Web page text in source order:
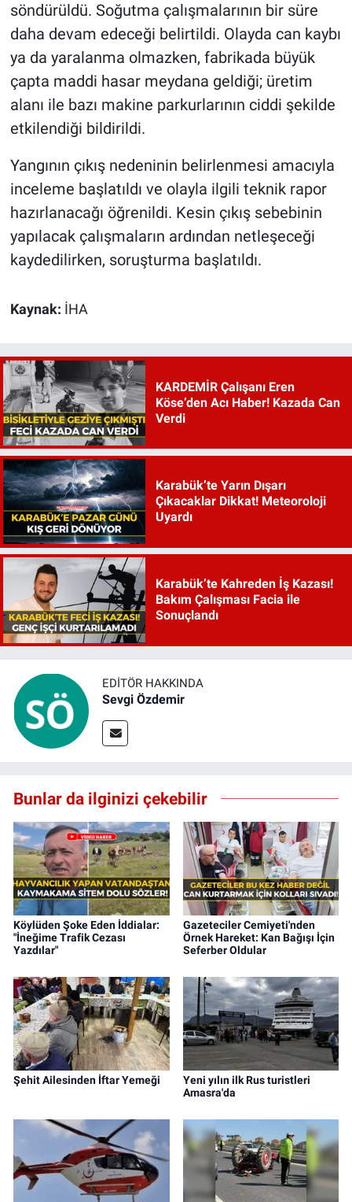
söndürüldü. Soğutma çalışmalarının bir süre
daha devam edeceği belirtildi. Olayda can kaybı
ya da yaralanma olmazken, fabrikada büyük
çapta maddi hasar meydana geldiği; üretim
alanı ile bazı makine parkurlarının ciddi şekilde
etkilendiği bildirildi.
Yangının çıkış nedeninin belirlenmesi amacıyla
inceleme başlatıldı ve olayla ilgili teknik rapor
hazırlanacağı öğrenildi. Kesin çıkış sebebinin
yapılacak çalışmaların ardından netleşeceği
kaydedilirken, soruşturma başlatıldı.
Kaynak: İHA
KARDEMİR Çalışanı Eren
Köse’den Acı Haber! Kazada Can
Verdi
Karabük’te Yarın Dışarı
Çıkacaklar Dikkat! Meteoroloji
Uyardı
Karabük’te Kahreden İş Kazası!
Bakım Çalışması Facia ile
Sonuçlandı
EDITÖR HAKKINDA
Sevgi Özdemir
Bunlar da ilginizi çekebilir
Köylüden Şoke Eden İddialar:
"İneğime Trafik Cezası
Yazdılar"
Gazeteciler Cemiyeti'nden
Örnek Hareket: Kan Bağışı İçin
Seferber Oldular
Şehit Ailesinden İftar Yemeği
Yeni yılın ilk Rus turistleri
Amasra'da